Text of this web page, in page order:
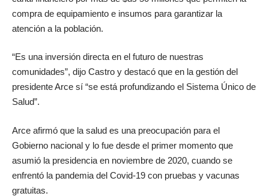
compra de equipamiento e insumos para garantizar la
atención a la población.
“Es una inversión directa en el futuro de nuestras
comunidades”, dijo Castro y destacó que en la gestión del
presidente Arce sí “se está profundizando el Sistema Único de
Salud”.
Arce afirmó que la salud es una preocupación para el
Gobierno nacional y lo fue desde el primer momento que
asumió la presidencia en noviembre de 2020, cuando se
enfrentó la pandemia del Covid-19 con pruebas y vacunas
gratuitas.